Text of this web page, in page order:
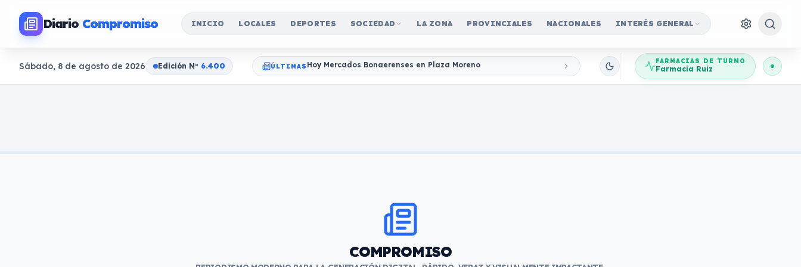
Diario Compromiso INICIO LOCALES DEPORTES SOCIEDAD LA ZONA PROVINCIALES NACIONALES INTERÉS GENERAL
Sábado, 8 de agosto de 2026 Edición No 6.400 ÚLTIMAS Hoy Mercados Bonaerenses en Plaza Moreno FARMACIAS DE TURNO
Farmacia Ruiz
COMPROMISO